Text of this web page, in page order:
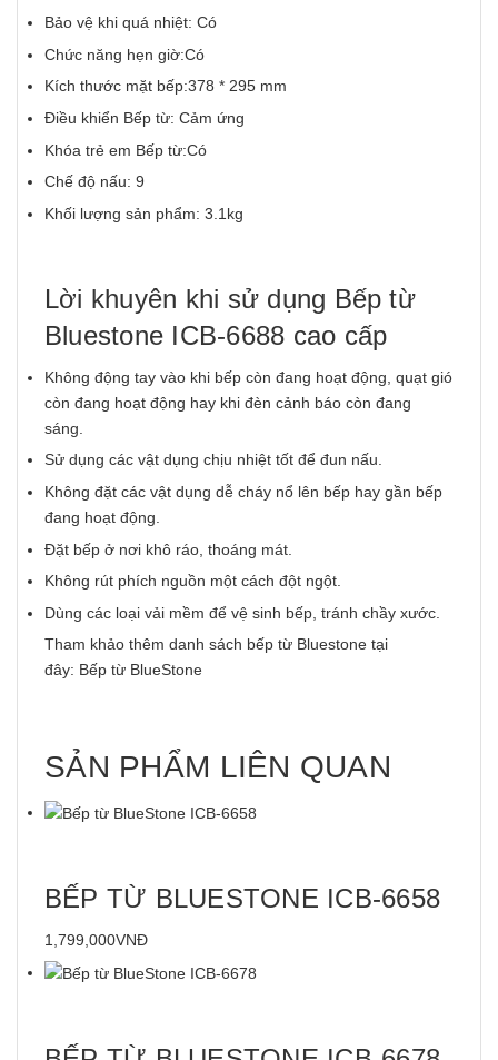
Bảo vệ khi quá nhiệt: Có
Chức năng hẹn giờ:Có
Kích thước mặt bếp:378 * 295 mm
Điều khiển Bếp từ: Cảm ứng
Khóa trẻ em Bếp từ:Có
Chế độ nấu: 9
Khối lượng sản phẩm: 3.1kg
Lời khuyên khi sử dụng Bếp từ
Bluestone ICB-6688 cao cấp
Không động tay vào khi bếp còn đang hoạt động, quạt gió
còn đang hoạt động hay khi đèn cảnh báo còn đang
sáng.
Sử dụng các vật dụng chịu nhiệt tốt để đun nấu.
Không đặt các vật dụng dễ cháy nổ lên bếp hay gần bếp
đang hoạt động.
Đặt bếp ở nơi khô ráo, thoáng mát.
Không rút phích nguồn một cách đột ngột.
Dùng các loại vải mềm để vệ sinh bếp, tránh chầy xước.
Tham khảo thêm danh sách bếp từ Bluestone tại
đây: Bếp từ BlueStone
SẢN PHẨM LIÊN QUAN
BẾP TỪ BLUESTONE ICB-6658
1,799,000VNĐ